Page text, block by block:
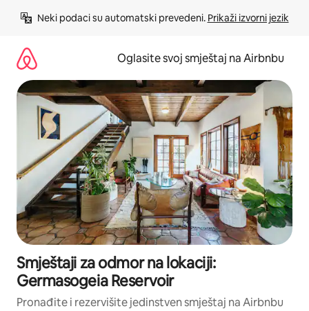
Neki podaci su automatski prevedeni. Prikaži izvorni jezik
Oglasite svoj smještaj na Airbnbu
Smještaji za odmor na lokaciji:
Germasogeia Reservoir
Pronađite i rezervišite jedinstven smještaj na Airbnbu